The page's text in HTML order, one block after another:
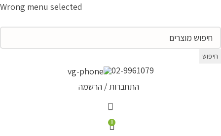
Wrong menu selected
חיפוש
02-9961079
התחברות / הרשמה
0